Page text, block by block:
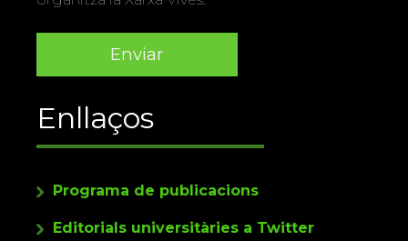
Enllaços
Programa de publicacions
Editorials universitàries a Twitter